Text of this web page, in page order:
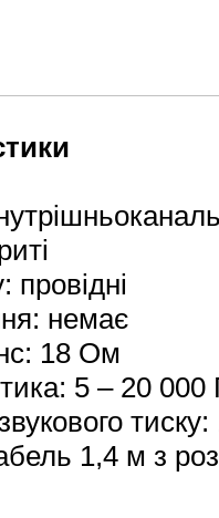
провідні
немає
18 Ом
5 – 20 000
1,4 м з